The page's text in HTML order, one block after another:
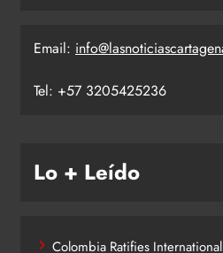
Email:
Tel: +57 3205425236
Lo + Leído
Colombia Ratifies